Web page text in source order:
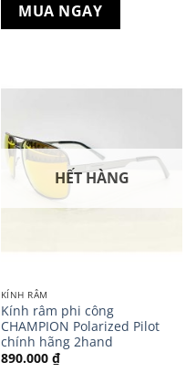
MUA NGAY
HẾT HÀNG
KÍNH RÂM
Kính râm phi công
CHAMPION Polarized Pilot
chính hãng 2hand
890.000 ₫